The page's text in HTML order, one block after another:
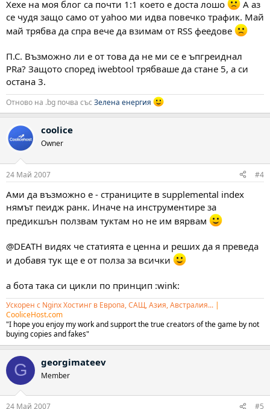
Хехе на моя блог са почти 1:1 което е доста лошо
А аз
се чудя защо само от yahoo ми идва повечко трафик. Май
май трябва да спра вече да взимам от RSS феедове
П.С. Възможно ли е от това да не ми се е ъпгреиднал
PRa? Защото според iwebtool трябваше да стане 5, а си
остана 3.
Отново на .bg почва със Зелена енергия
coolice
Owner
24 Май 2007 #4
Ами да възможно е - страниците в supplemental index
нямът пеидж ранк. Иначе на инструментире за
предикшън ползвам туктам но не им вярвам
@DEATH видях че статията е ценна и реших да я преведа
и добавя тук ще е от полза за всички
а бота така си цикли по принцип :wink:
Ускорен с Nginx Хостинг в Европа, САЩ, Азия, Австралия... |
CooliceHost.com
"I hope you enjoy my work and support the true creators of the game by not
buying copies and fakes"
G georgimateev
Member
24 Май 2007 #5